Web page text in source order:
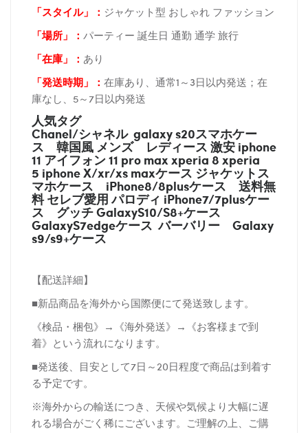
「スタイル」： ジャケット型 おしゃれ ファッション
「場所 」： パーティー 誕生日 通勤 通学 旅行
「在庫 」： あり
「発送時期 」： 在庫あり、通常1～3日以内発送；在
庫なし、5～7日以内発送
人気タグ
Chanel/シャネル galaxy s20スマホケー
ス 韓国風 メンズ レディース 激安 iphone
11 アイフォン 11 pro max xperia 8 xperia
5 iphone X/xr/xs maxケース ジャケットス
マホケース iPhone8/8plusケース 送料無
料 セレブ愛用 パロディ iPhone7/7plusケー
ス グッチGalaxyS10/S8+ケース
GalaxyS7edgeケース バーバリー Galaxy
s9/s9+ケース
【配送詳細】
■新品商品を海外から国際便にて発送致します。
《検品・梱包》→《海外発送》→《お客様まで到
着》という流れになります。
■発送後、目安として7日～20日程度で商品は到着す
る予定です。
※海外からの輸送につき、天候や気候より大幅に遅
れる場合がごく稀にございます。ご理解の上、ご購